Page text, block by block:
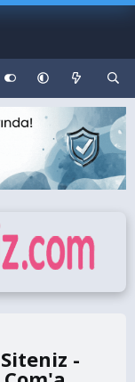
-